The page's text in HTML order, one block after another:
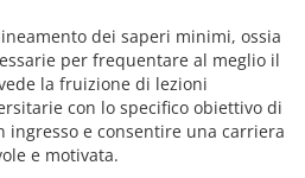
dei saperi minimi, ossia
per frequentare al meglio il
la fruizione di lezioni
con lo specifico obiettivo di
ingresso e consentire una carriera
e motivata.